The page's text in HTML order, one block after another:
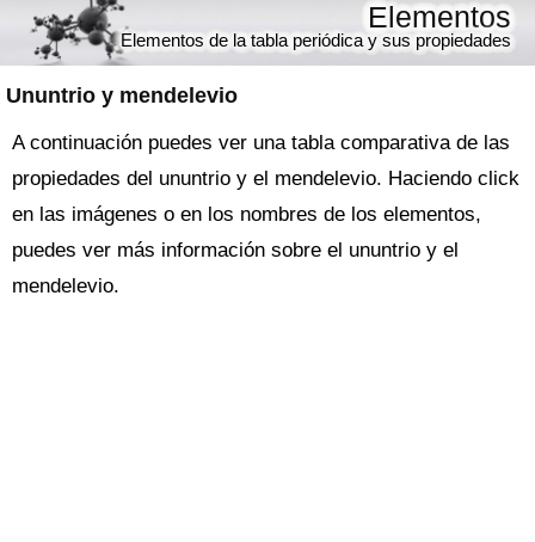
Ununtrio y mendelevio
Elementos
Elementos de la tabla periódica y sus propiedades
A continuación puedes ver una tabla comparativa de las
propiedades del ununtrio y el mendelevio. Haciendo click
en las imágenes o en los nombres de los elementos,
puedes ver más información sobre el ununtrio y el
mendelevio.